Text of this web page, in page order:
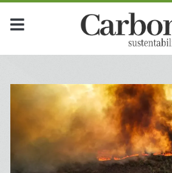
Categoria:
Ambiental</